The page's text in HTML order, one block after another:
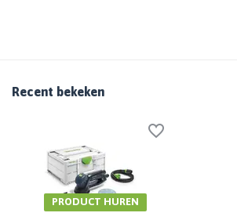
Recent bekeken
PRODUCT HUREN